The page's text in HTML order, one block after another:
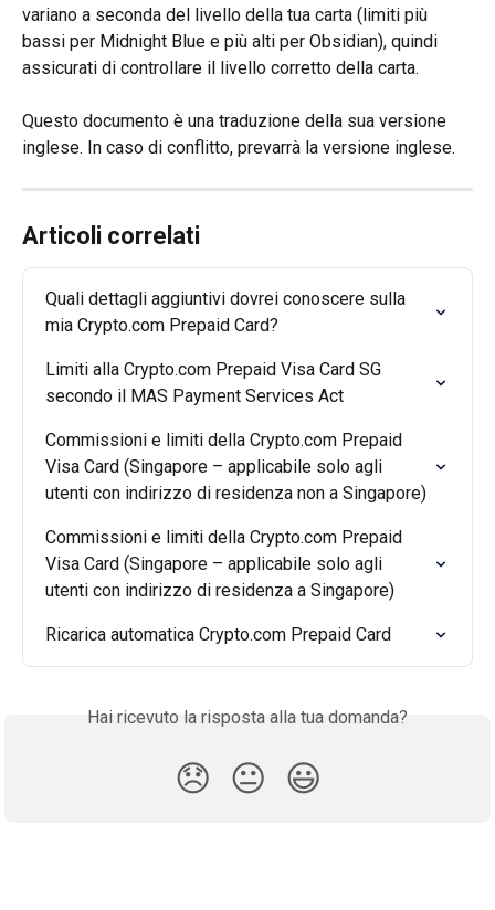
variano a seconda del livello della tua carta (limiti più
bassi per Midnight Blue e più alti per Obsidian), quindi
assicurati di controllare il livello corretto della carta.
Questo documento è una traduzione della sua versione
inglese. In caso di conflitto, prevarrà la versione inglese.
Articoli correlati
Quali dettagli aggiuntivi dovrei conoscere sulla
mia Crypto.com Prepaid Card?
Limiti alla Crypto.com Prepaid Visa Card SG
secondo il MAS Payment Services Act
Commissioni e limiti della Crypto.com Prepaid
Visa Card (Singapore – applicabile solo agli
utenti con indirizzo di residenza non a Singapore)
Commissioni e limiti della Crypto.com Prepaid
Visa Card (Singapore – applicabile solo agli
utenti con indirizzo di residenza a Singapore)
Ricarica automatica Crypto.com Prepaid Card
Hai ricevuto la risposta alla tua domanda?
😞 😐 😃